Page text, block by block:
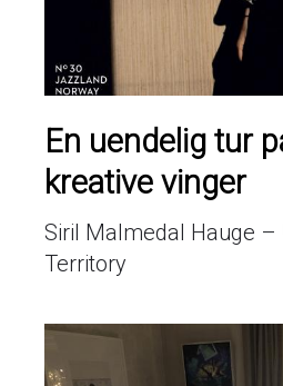
En uendelig tur
kreative vinger
Siril Malmedal Hauge –
Territory